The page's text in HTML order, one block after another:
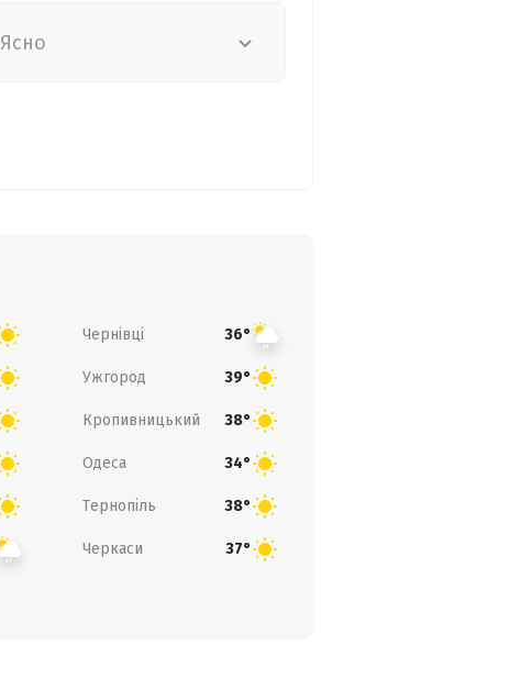
Ясно
Чернівці 36°
Ужгород 39°
Кропивницький 38°
Одеса 34°
Тернопіль 38°
Черкаси 37°